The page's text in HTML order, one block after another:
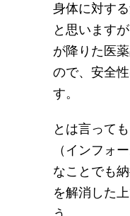
身体に対す
と思います
が降りた医
ので、安全
す。
とは言って
（インフォ
なことでも
を解消した